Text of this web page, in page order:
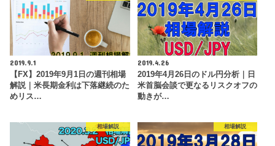
2019.9.1
【FX】2019年9月1日の週刊相場
解説｜米長期金利は下落継続のた
めリス…
2019.4.26
2019年4月26日のドル円分析｜日
米首脳会談で更なるリスクオフの
動きが…
相場解説 相場解説